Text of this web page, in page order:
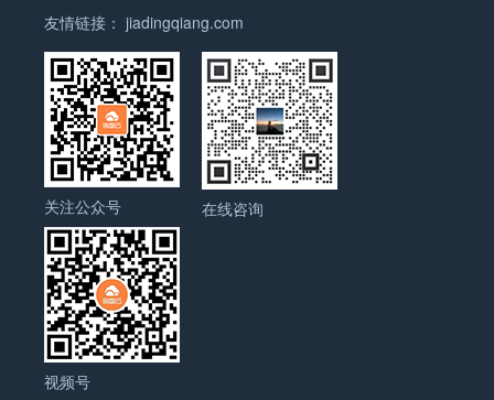
更稳定连接的设备，能够满足用户对于高质量网络的
需求。 此外，随着智能家居、物联网等技术的快速发
展，对于连接设备数量的要求也在不断增加。5G路
由器具备更高的连接容量和更好的网络覆盖能力，能
够支持更多设备的同时连接，满足用户对于多设备联
网的需求。 总之，5G路由器在海外市场上的规模正
在快速扩大，并且有望在未来几年继续增长。随着
5G技术的普及和用户对于高速、稳定网络连接的需
求不断增加，5G路由器将成为海外市场上的热门产
品之一。对于5G路由器制造商和供应商来说，抓住
海外市场的机遇，不断创新和提升产品性能，将是实
现市场份额增长的关键。 5G路由器 主要出口哪些国
家地区？ 5G路由器是一种新一代的无线网络设备，
具有更快的速度和更稳定的连接。它可以提供高速的
高，对能源设备的需求也较大。同时，由于环保意识
的提高，这些国家对锅炉的能效要求也更加严格。因
此，高效、环保的锅炉产品在这些市场上具有很大的
潜力。 而在新兴国家，锅炉市场也在快速增长。这些
国家的工业化进程加速，对能源设备的需求也在增
加。与此同时，新兴国家对清洁能源和环保技术的需
求也在逐渐增加。因此，锅炉在这些市场上有着广阔
的发展前景。 总体来说，锅炉海外市场的规模正在不
断扩大。随着全球经济的发展和能源需求的增加，锅
炉作为一种重要的能源设备，在海外市场上有着广阔
的发展空间。尤其是高效、环保的锅炉产品将会更受
市场欢迎。因此，锅炉制造商应密切关注海外市场的
动态，加强产品研发和市场拓展，以抓住市场机遇。
特的设计、高质量和竞争力的价格，同时满足市场需
势的不确定性使得准确预测出口情况变得困难。但
是，通过深入研究市场、了解需求以及提高产品竞争
力，企业可以在外贸领域中找到更多的机遇。 吸管海
外市场规模如何？ 吸管是一种常见的饮品辅助用具，
用于方便饮用液体，如果汁、汽水和奶茶等。在海外
市场上，吸管的规模非常庞大。 首先，吸管在餐饮行
业中扮演着重要的角色。许多快餐连锁店和咖啡馆都
会提供吸管供顾客使用。此外，吸管也广泛应用于酒
店、酒吧和夜总会等场所。这些行业的兴起和发展，
使得吸管的需求量不断增加。 其次，吸管还在零售市
场上占有重要地位。许多超市和便利店都销售各种类
型的吸管，以满足消费者的需求。吸管的种类也非常
背带、宠物服装等。这些产品可以帮助宠物在户外活
动时安全受控，同时也可以增加宠物的可爱和时尚
度。 7. 清洁用品类：包括宠物尿垫、猫砂、宠物除
味剂等。这些产品可以帮助主人清理宠物的排泄物，
同时也可以减少异味和维持宠物环境的清洁。 8. 旅
行用品类：包括宠物箱、宠物推车、宠物背包等。这
些产品可以帮助主人方便地携带宠物出行，提供安全
和舒适的旅行环境。 以上是宠物用品的主要分类或种
类，市场上还有许多其他的宠物用品，满足不同宠物
和主人的需求。 如有任何问题，欢迎微信联系我们。
宠物用品外贸形势 宠物用品的外贸形势目前非常不
错，出口市场潜力巨大。随着人们生活水平的提高和
宠物养殖观念的普及，宠物用品的需求不断增加。而
且，随着互联网的发展，宠物用品的跨境电商销售也
发动机行业的发展方向。 4. 全球化竞争的加剧：随
着全球经济一体化的深入发展，发动机行业的竞争日
益激烈。发动机制造商需要不断提高产品质量和性
能，降低成本，以在全球市场上保持竞争力。同时，
国际合作和技术交流也成为发动机行业发展的重要趋
势。 总之，发动机行业在环保技术、智能化、新能源
技术和全球化竞争等方面呈现出明显的发展趋势。随
着科技的不断进步和需求的不断变化，发动机行业将
继续迎来新的挑战和机遇。 发动机产品主要分类或种
类有哪些？ 发动机是指将燃料能转化为机械能的装
置。根据不同的分类标准，发动机可以分为多种不同
的类型。以下是一些常见的发动机分类： 1. 内燃
机：内燃机是指将燃料在发动机内部燃烧产生高温高
友情链接： jiadingqiang.com
关注公众号 在线咨询
视频号